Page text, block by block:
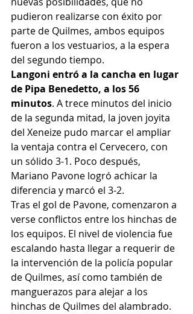
pudieron realizarse con éxito por
parte de Quilmes, ambos equipos
fueron a los vestuarios, a la espera
del segundo tiempo.
Langoni entró a la cancha en lugar
de Pipa Benedetto, a los 56
minutos. A trece minutos del inicio
de la segunda mitad, la joven joyita
del Xeneize pudo marcar el ampliar
la ventaja contra el Cervecero, con
un sólido 3-1. Poco después,
Mariano Pavone logró achicar la
diferencia y marcó el 3-2.
Tras el gol de Pavone, comenzaron a
verse conflictos entre los hinchas de
los equipos. El nivel de violencia fue
escalando hasta llegar a requerir de
la intervención de la policía popular
de Quilmes, así como también de
manguerazos para alejar a los
hinchas de Quilmes del alambrado.